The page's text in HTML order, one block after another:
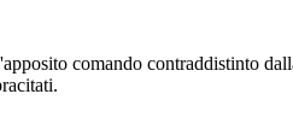
comando contraddistinto